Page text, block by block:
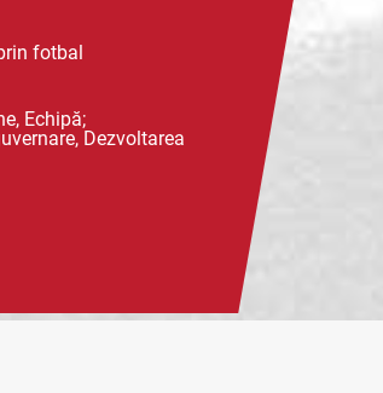
fotbal
Echipă;
Dezvoltarea